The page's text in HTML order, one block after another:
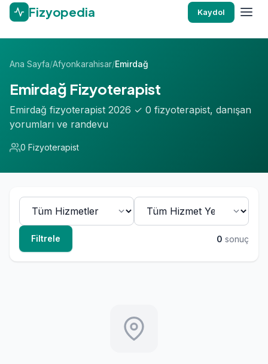
Fizyopedia Kaydol
Ana Sayfa/Afyonkarahisar/Emirdağ
Emirdağ Fizyoterapist
Emirdağ fizyoterapist 2026 ✓ 0 fizyoterapist, danışan
yorumları ve randevu
0 Fizyoterapist
Filtrele 0 sonuç